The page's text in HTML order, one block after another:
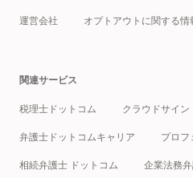
運営会社 オプトアウトに関する情
関連サービス
税理士ドットコム クラウドサイン
弁護士ドットコムキャリア プロ
相続弁護士 ドットコム 企業法務